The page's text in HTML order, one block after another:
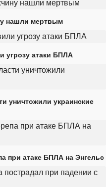
нашли мертвым
угрозу атаки БПЛА
уничтожили украинские
при атаке БПЛА на Энгельс